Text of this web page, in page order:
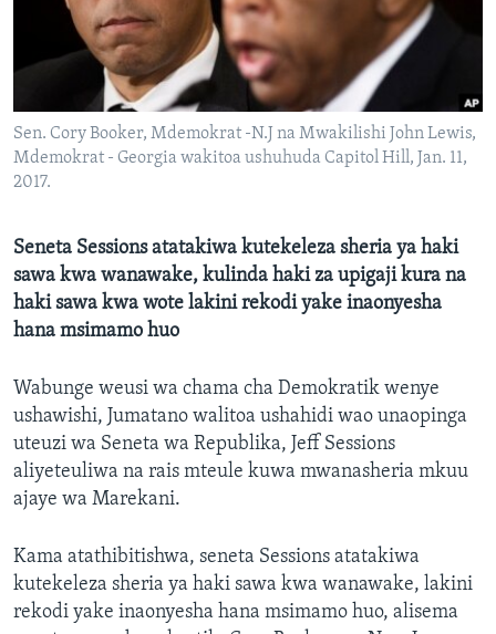
Sen. Cory Booker, Mdemokrat -N.J na Mwakilishi John Lewis,
Mdemokrat - Georgia wakitoa ushuhuda Capitol Hill, Jan. 11,
2017.
Seneta Sessions atatakiwa kutekeleza sheria ya haki
sawa kwa wanawake, kulinda haki za upigaji kura na
haki sawa kwa wote lakini rekodi yake inaonyesha
hana msimamo huo
Wabunge weusi wa chama cha Demokratik wenye
ushawishi, Jumatano walitoa ushahidi wao unaopinga
uteuzi wa Seneta wa Republika, Jeff Sessions
aliyeteuliwa na rais mteule kuwa mwanasheria mkuu
ajaye wa Marekani.
Kama atathibitishwa, seneta Sessions atatakiwa
kutekeleza sheria ya haki sawa kwa wanawake, lakini
rekodi yake inaonyesha hana msimamo huo, alisema